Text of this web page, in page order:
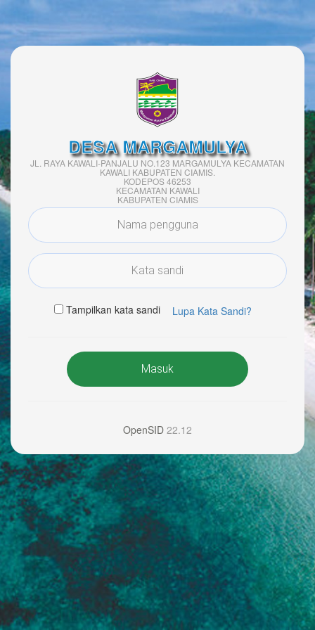
DESA MARGAMULYA
JL. RAYA KAWALI-PANJALU NO.123 MARGAMULYA KECAMATAN
KAWALI KABUPATEN CIAMIS.
KODEPOS 46253
KECAMATAN KAWALI
KABUPATEN CIAMIS
Tampilkan kata sandi Lupa Kata Sandi?
Masuk
OpenSID 22.12